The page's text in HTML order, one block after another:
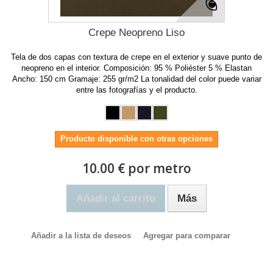
Crepe Neopreno Liso
Tela de dos capas con textura de crepe en el exterior y suave punto de
neopreno en el interior. Composición: 95 % Poliéster 5 % Elastan
Ancho: 150 cm Gramaje: 255 gr/m2 La tonalidad del color puede variar
entre las fotografías y el producto.
Producto disponible con otras opciones
10.00 € por metro
Añadir al carrito Más
Añadir a la lista de deseos Agregar para comparar